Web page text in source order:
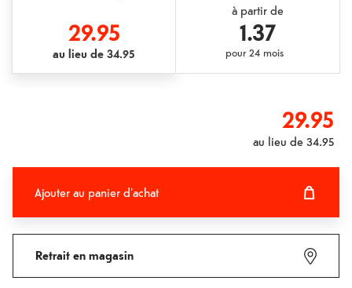
29.95
au lieu de34.95
à partir de
1.37
pour24 mois
29.95
au lieu de34.95
Ajouter au panier d'achat
Retrait en magasin